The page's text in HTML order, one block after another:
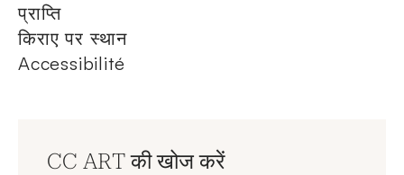
प्राप्ति
किराए पर स्थान
Accessibilité
CC ART की खोज करें